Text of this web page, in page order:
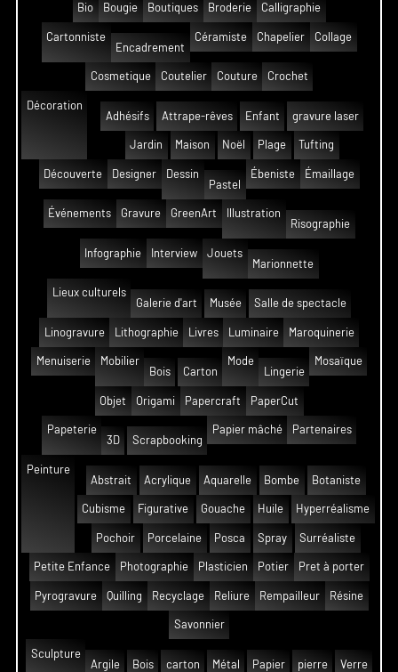
Bio Bougie Boutiques Broderie Calligraphie
Cartonniste
Encadrement
Céramiste Chapelier Collage
Cosmetique Coutelier Couture Crochet
Décoration
Adhésifs
Attrape-rêves Enfant gravure laser
Jardin Maison Noël Plage Tufting
Découverte Designer
Dessin
Pastel
Ébeniste Émaillage
Événements Gravure GreenArt
Illustration
Risographie
Infographie Interview
Jouets
Marionnette
Lieux culturels
Galerie d'art
Musée Salle de spectacle
Linogravure Lithographie Livres Luminaire Maroquinerie
Menuiserie
Mobilier
Bois
Carton
Mode
Lingerie
Mosaïque
Objet Origami Papercraft PaperCut
Papeterie
3D
Scrapbooking
Papier mâché Partenaires
Peinture
Abstrait
Acrylique Aquarelle Bombe Botaniste
Cubisme Figurative Gouache Huile Hyperréalisme
Pochoir Porcelaine Posca Spray Surréaliste
Petite Enfance Photographie Plasticien Potier Pret à porter
Pyrogravure Quilling Recyclage Reliure Rempailleur Résine
Savonnier
Sculpture
Argile
Bois carton Métal Papier pierre Verre